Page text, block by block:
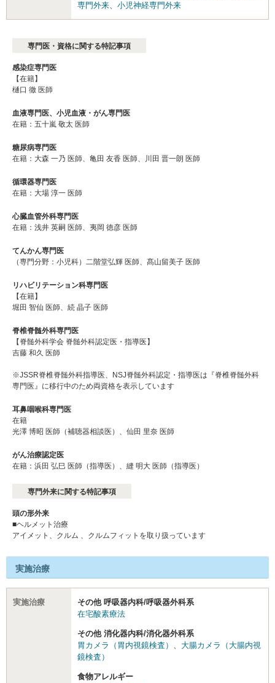
専門外来、 小児神経専門外来
専門医・資格に関する特記事項
感染症専門医
【在籍】
樋口 徹 医師
血液専門医、小児血液・がん専門医
在籍：五十嵐 敬太 医師
糖尿病専門医
在籍：大森 一乃 医師、亀田 友香 医師、川田 晋一朗 医師
循環器専門医
在籍：大場 淳一 医師
心臓血管外科専門医
在籍：浅井 英嗣 医師、夷岡 徳彦 医師
てんかん専門医
（専門分野：小児科）二階堂弘輝 医師、髙山留美子 医師
リハビリテーション科専門医
【在籍】
堀田 智仙 医師、続 晶子 医師
脊椎脊髄外科専門医
【脊髄外科学会 脊髄外科認定医・指導医】
吉藤 和久 医師
※JSSR脊椎脊髄外科指導医、NSJ脊髄外科認定・指導医は『脊椎脊髄外科
専門医』に移行中のため両資格を表示しています
耳鼻咽喉科専門医
在籍
光澤 博昭 医師（補聴器相談医）、仙田 里奈 医師
がん治療認定医
在籍：浜⽥ 弘⺒ 医師（指導医）、縫 明⼤ 医師（指導医）
専門外来に関する特記事項
頭の形外来
■ヘルメット治療
アイメット、クルム 、クルムフィットを取り扱っています
実施治療
実施治療
その他 呼吸器内科/呼吸器外科系
在宅酸素療法
その他 消化器内科/消化器外科系
胃カメラ（胃内視鏡検査） 、 大腸カメラ（大腸内視
鏡検査）
食物アレルギー